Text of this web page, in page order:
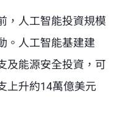
，人工智能投資規模
。人工智能基建建
及能源安全投資，可
上升約14萬億美元